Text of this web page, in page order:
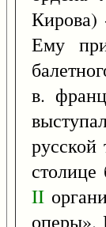
Кирова)
Ему
в.
русской
II
оперы».